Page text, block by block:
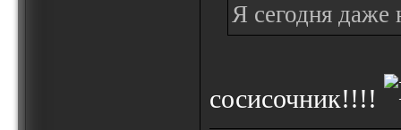
Я сегодня даже
сосисочник!!!!